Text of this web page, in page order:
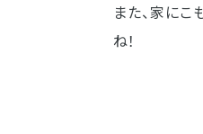
また、家に
ね！